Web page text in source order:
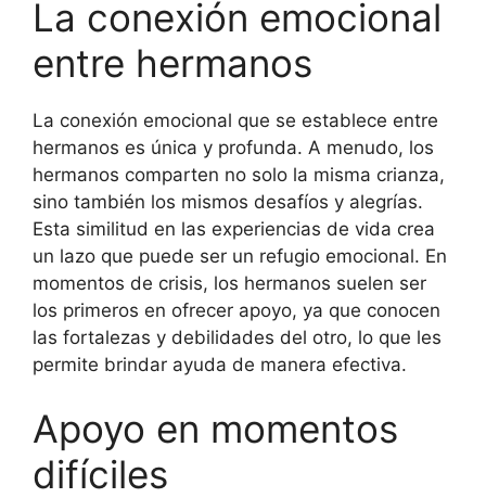
La conexión emocional
entre hermanos
La conexión emocional que se establece entre
hermanos es única y profunda. A menudo, los
hermanos comparten no solo la misma crianza,
sino también los mismos desafíos y alegrías.
Esta similitud en las experiencias de vida crea
un lazo que puede ser un refugio emocional. En
momentos de crisis, los hermanos suelen ser
los primeros en ofrecer apoyo, ya que conocen
las fortalezas y debilidades del otro, lo que les
permite brindar ayuda de manera efectiva.
Apoyo en momentos
difíciles